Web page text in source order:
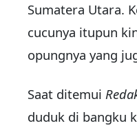
Sumatera Utara.
cucunya itupun
opungnya yang
Saat ditemui
duduk di bangku